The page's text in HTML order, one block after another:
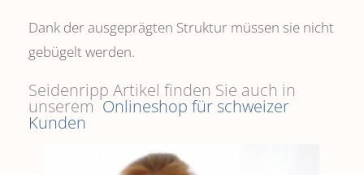
Dank der ausgeprägten Struktur müssen sie nicht
gebügelt werden.
Seidenripp Artikel finden Sie auch in
unserem Onlineshop für schweizer
Kunden